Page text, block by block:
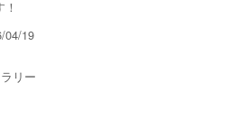
04/19
リー